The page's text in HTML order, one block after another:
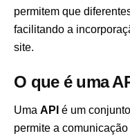
permitem que
facilitando a
site.
O que é uma
Uma API é um
permite a